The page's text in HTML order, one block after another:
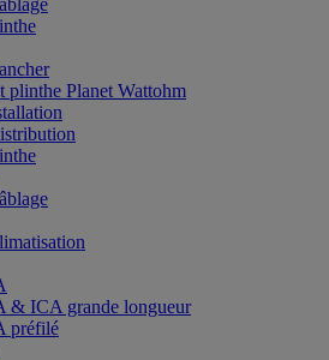
plinthe Planet Wattohm
& ICA grande longueur
préfilé